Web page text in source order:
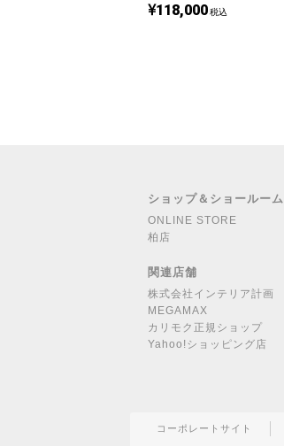
118,000税込
ショップ＆ショールーム
ONLINE STORE
柏店
関連店舗
株式会社インテリア計画
MEGAMAX
カリモク正規ショップ
Yahoo!ショッピング店
コーポレートサイト